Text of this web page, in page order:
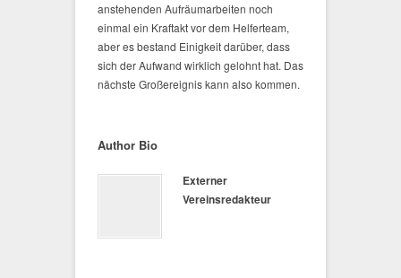
anstehenden Aufräumarbeiten noch
einmal ein Kraftakt vor dem Helferteam,
aber es bestand Einigkeit darüber, dass
sich der Aufwand wirklich gelohnt hat. Das
nächste Großereignis kann also kommen.
Author Bio
Externer
Vereinsredakteur